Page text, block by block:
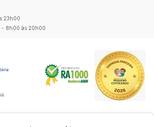
23h00
- 8h00 às 20h00